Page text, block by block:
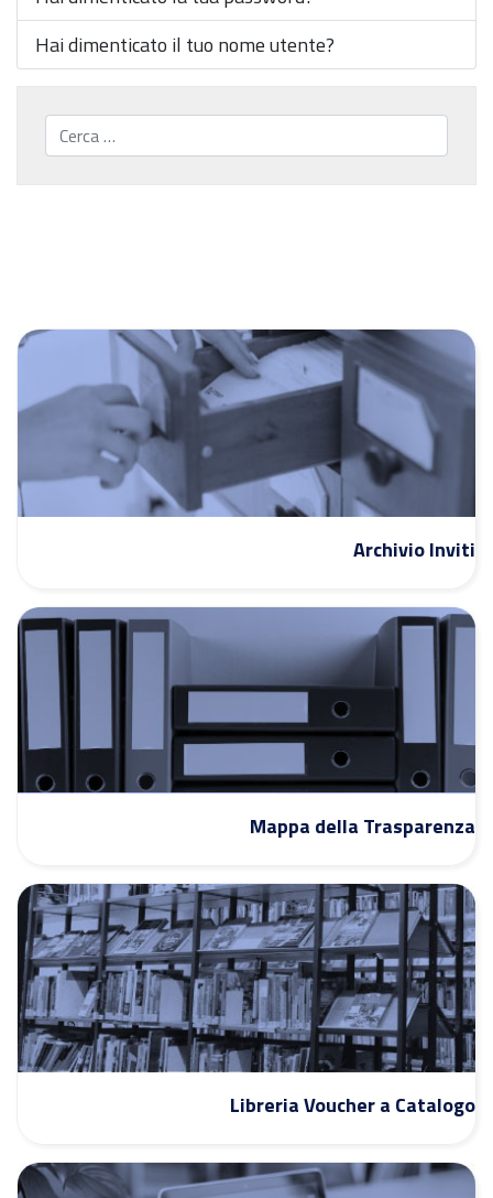
Hai dimenticato il tuo nome utente?
Cerca...
Archivio Inviti
Mappa della Trasparenza
Libreria Voucher a Catalogo